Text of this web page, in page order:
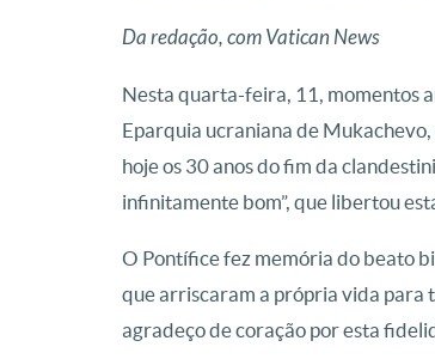
Da redação, com Vatican News
Nesta quarta-feira, 11, momentos
Eparquia ucraniana de
hoje os 30 anos do fim da
infinitamente bom”, que libertou
O Pontífice fez memória do beato
que arriscaram a própria vida para
agradeço de coração por esta